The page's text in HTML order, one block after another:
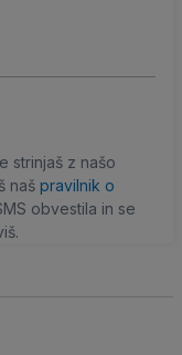
strinjaš z našo
naš pravilnik o
obvestila in se